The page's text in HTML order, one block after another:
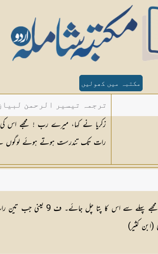
مکتبہ میں کھولیں
ترجمہ تیسیر الرحمن
زکریا نے کہا، میرے رب ! مجھے اس کی
رات تک تندرست ہوتے ہوئے لوگوں
ف 8 یعنی کوئی ایسی نشانی بتاہ دے
کثیر)